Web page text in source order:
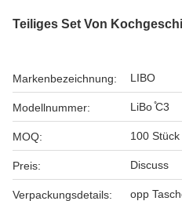
Teiliges Set Von
Markenbezeichnung: LIBO
Modellnummer: LiBo ̊C3
MOQ: 100 Stück
Preis: Discuss
Verpackungsdetails: opp